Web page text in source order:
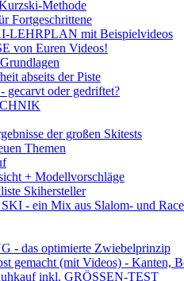
Methode
Fortgeschrittene
LEHRPLAN mit Beispielvideos
von Euren Videos!
abseits der Piste
- gecarvt oder gedriftet?
der großen Skitests
Themen
+ Modellvorschläge
Skihersteller
- ein Mix aus Slalom- und
- das optimierte Zwiebelprinzip
gemacht (mit Videos) - Kanten,
inkl. GRÖSSEN-TEST